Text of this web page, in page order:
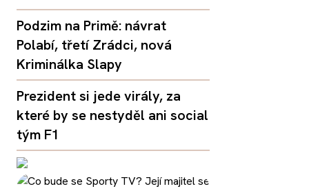
Podzim na Primě: návrat
Polabí, třetí Zrádci, nová
Kriminálka Slapy
Prezident si jede virály, za
které by se nestyděl ani social
tým F1